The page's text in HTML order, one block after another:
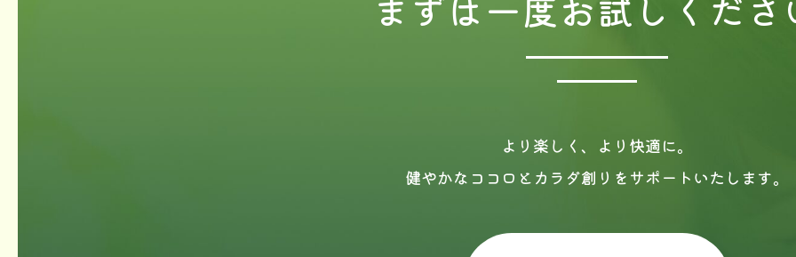
より楽しく、より快適に。
健やかなココロとカラダ創りをサポートいたします。